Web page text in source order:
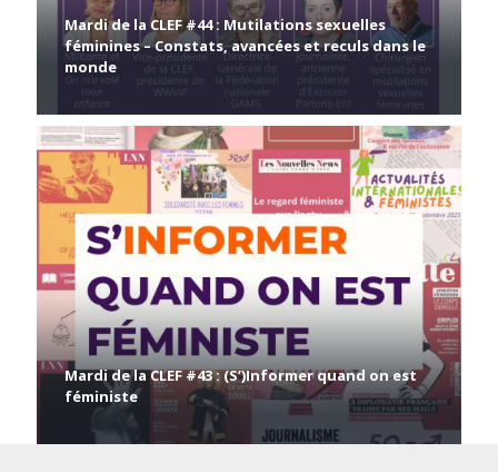
Mardi de la CLEF #44 : Mutilations sexuelles
féminines – Constats, avancées et reculs dans le
monde
Mardi de la CLEF #43 : (S’)Informer quand on est
féministe